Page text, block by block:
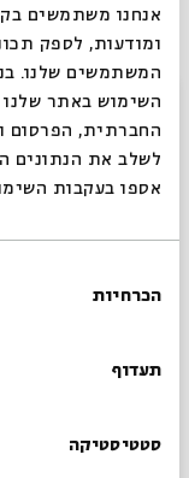
ומודעות, לספק
המשתמשים שלנו.
השימוש באתר
החברתית, הפרסום
לשלב את הנתונים
אספו בעקבות
הסכמה
הכרחיות
תעדוף
סטטיסטיקה
הסכת
סגור